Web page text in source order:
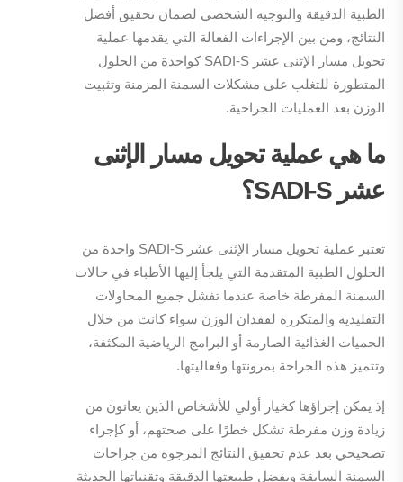
الطبية الدقيقة والتوجيه الشخصي لضمان تحقيق أفضل
النتائج، ومن بين الإجراءات الفعالة التي يقدمها عملية
تحويل مسار الإثنى عشر SADI-S كواحدة من الحلول
المتطورة للتغلب على مشكلات السمنة المزمنة وتثبيت
الوزن بعد العمليات الجراحية.
ما هي عملية تحويل مسار الإثنى
عشرSADI-S؟
تعتبر عملية تحويل مسار الإثنى عشر SADI-S واحدة من
الحلول الطبية المتقدمة التي يلجأ إليها الأطباء في حالات
السمنة المفرطة خاصة عندما تفشل جميع المحاولات
التقليدية والمتكررة لفقدان الوزن سواء كانت من خلال
الحميات الغذائية الصارمة أو البرامج الرياضية المكثفة،
وتتميز هذه الجراحة بمرونتها وفعاليتها.
إذ يمكن إجراؤها كخيار أولي للأشخاص الذين يعانون من
زيادة وزن مفرطة تشكل خطرًا على صحتهم، أو كإجراء
تصحيحي بعد عدم تحقيق النتائج المرجوة من جراحات
السمنة السابقة وبفضل طبيعتها الدقيقة وتقنياتها الحديثة